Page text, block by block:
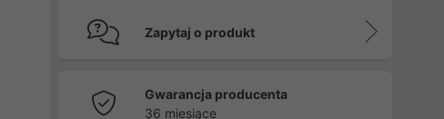
Zapytaj o produkt
Gwarancja producenta
36 miesiące